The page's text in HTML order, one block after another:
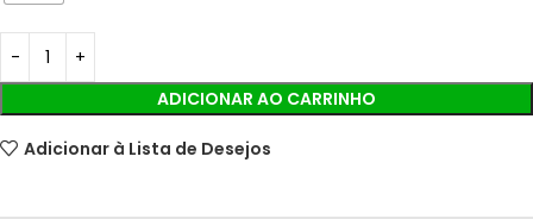
ADICIONAR AO CARRINHO
Adicionar à Lista de Desejos